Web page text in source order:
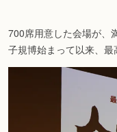
700席用意した会場が、
子規博始まって以来、最